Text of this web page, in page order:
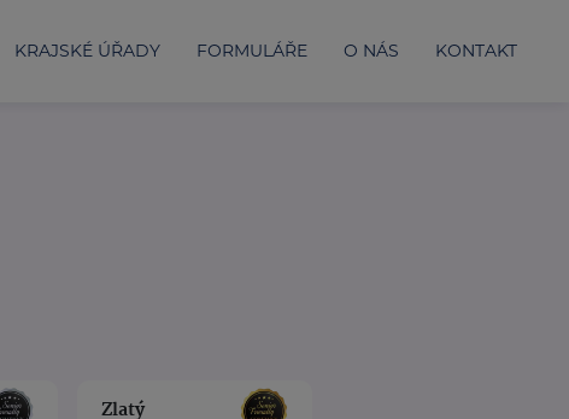
KRAJSKÉ ÚŘADY FORMULÁŘE O NÁS KONTAKT
Zlatý